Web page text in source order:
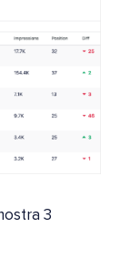
3